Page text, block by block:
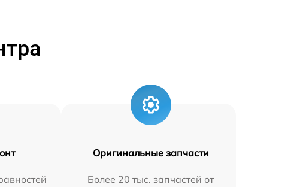
Оригинальные запчасти
Более 20 тыс. запчастей от